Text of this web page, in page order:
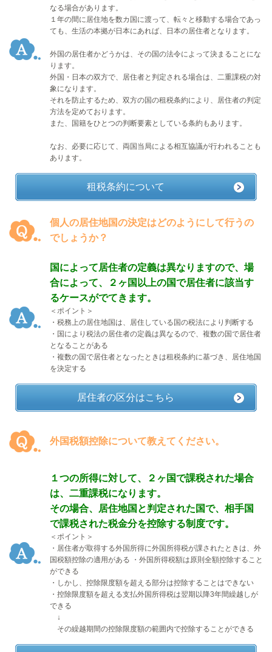
なる場合があります。
１年の間に居住地を数カ国に渡って、転々と移動する場合であっ
ても、生活の本拠が日本にあれば、日本の居住者となります。
外国の居住者かどうかは、その国の法令によって決まることにな
ります。
外国・日本の双方で、居住者と判定される場合は、二重課税の対
象になります。
それを防止するため、双方の国の租税条約により、居住者の判定
方法を定めております。
また、国籍をひとつの判断要素としている条約もあります。
なお、必要に応じて、両国当局による相互協議が行われることも
あります。
租税条約について
個人の居住地国の決定はどのようにして行うの
でしょうか？
国によって居住者の定義は異なりますので、場
合によって、２ヶ国以上の国で居住者に該当す
るケースがでてきます。
＜ポイント＞
・税務上の居住地国は、居住している国の税法により判断する
・国により税法の居住者の定義は異なるので、複数の国で居住者
となることがある
・複数の国で居住者となったときは租税条約に基づき、居住地国
を決定する
居住者の区分はこちら
外国税額控除について教えてください。
１つの所得に対して、２ヶ国で課税された場合
は、二重課税になります。
その場合、居住地国と判定された国で、相手国
で課税された税金分を控除する制度です。
＜ポイント＞
・居住者が取得する外国所得に外国所得税が課されたときは、外
国税額控除の適用がある ・外国所得税額は原則全額控除すること
ができる
・しかし、控除限度額を超える部分は控除することはできない
・控除限度額を超える支払外国所得税は翌期以降3年間繰越しが
できる
↓
その繰越期間の控除限度額の範囲内で控除することができる